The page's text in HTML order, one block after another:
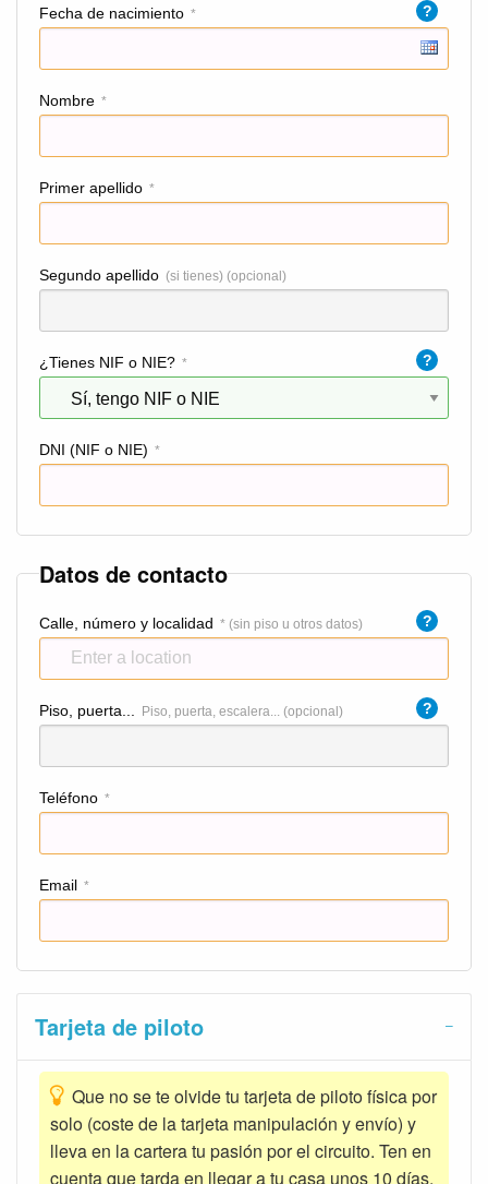
Fecha de nacimiento * ?
Nombre *
Primer apellido *
Segundo apellido (si tienes) (opcional)
¿Tienes NIF o NIE? * ?
DNI (NIF o NIE) *
Datos de contacto
Calle, número y localidad * (sin piso u otros datos) ?
Piso, puerta... Piso, puerta, escalera... (opcional) ?
Teléfono *
Email *
Tarjeta de piloto
Que no se te olvide tu tarjeta de piloto física por
solo (coste de la tarjeta manipulación y envío) y
lleva en la cartera tu pasión por el circuito. Ten en
cuenta que tarda en llegar a tu casa unos 10 días.